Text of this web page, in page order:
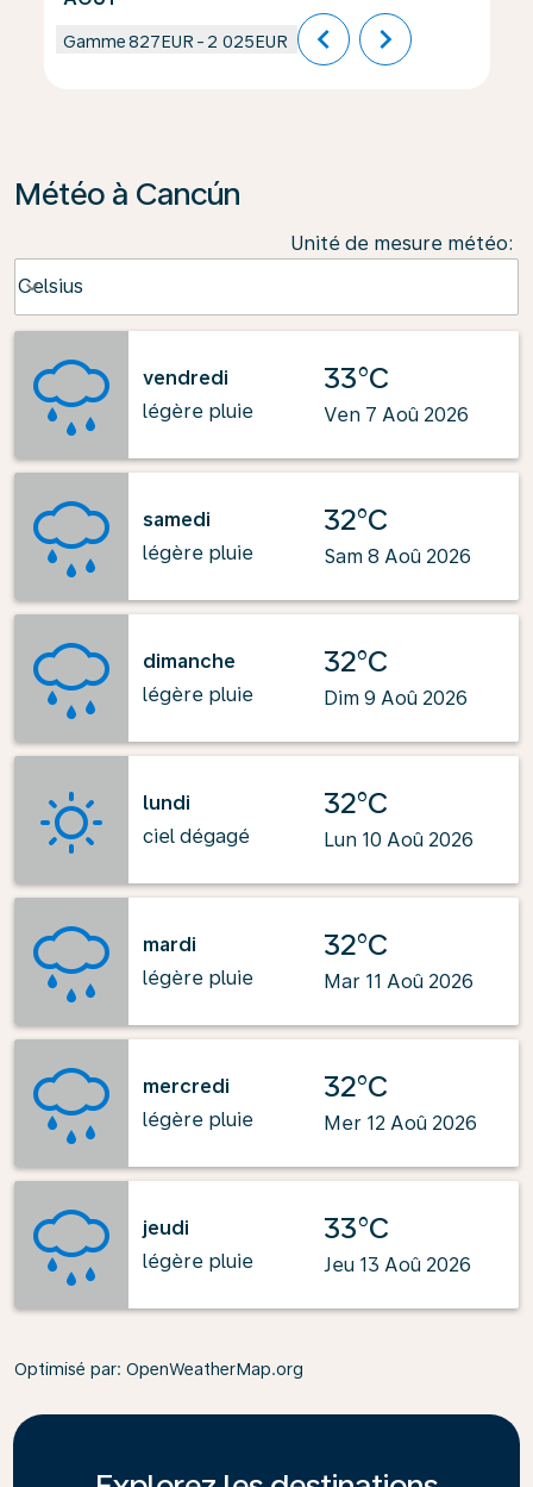
Gamme827EUR - 2 025EUR chevron_left chevron_right
Météo à Cancún
Unité de mesure météo:
Celsius
keyboard_arrow_down
vendredi
légère pluie
33°C
Ven 7 Aoû 2026
samedi
légère pluie
32°C
Sam 8 Aoû 2026
dimanche
légère pluie
32°C
Dim 9 Aoû 2026
lundi
ciel dégagé
32°C
Lun 10 Aoû 2026
mardi
légère pluie
32°C
Mar 11 Aoû 2026
mercredi
légère pluie
32°C
Mer 12 Aoû 2026
jeudi
légère pluie
33°C
Jeu 13 Aoû 2026
Optimisé par: OpenWeatherMap.org